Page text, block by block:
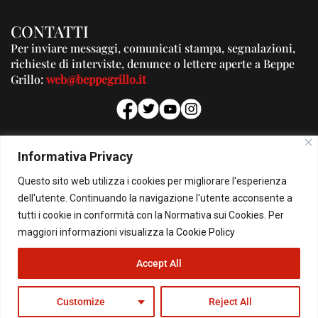
Informativa Privacy
Questo sito web utilizza i cookies per migliorare l'esperienza
dell'utente. Continuando la navigazione l'utente acconsente a
tutti i cookie in conformità con la Normativa sui Cookies. Per
maggiori informazioni visualizza la Cookie Policy
Customize Reject All
Accept All
CONTATTI
Per inviare messaggi, comunicati stampa, segnalazioni,
richieste di interviste, denunce o lettere aperte a Beppe
Grillo:web@beppegrillo.it
PUBBLICITA'
Per la tua pubblicità su questo Blog:
pubblicita@beppegrillo.it
HOMEPAGE COOKIE POLICY PRIVACY POLICY CONTATTI
© Copyright 2026 - Il Blog di Beppe Grillo. All Rights Reserved - Powered by
happygrafic.com